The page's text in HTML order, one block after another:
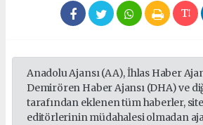
Anadolu Ajansı (AA), İhlas Haber
Demirören Haber Ajansı (DHA) ve
tarafından eklenen tüm haberler,
editörlerinin müdahalesi olmadan